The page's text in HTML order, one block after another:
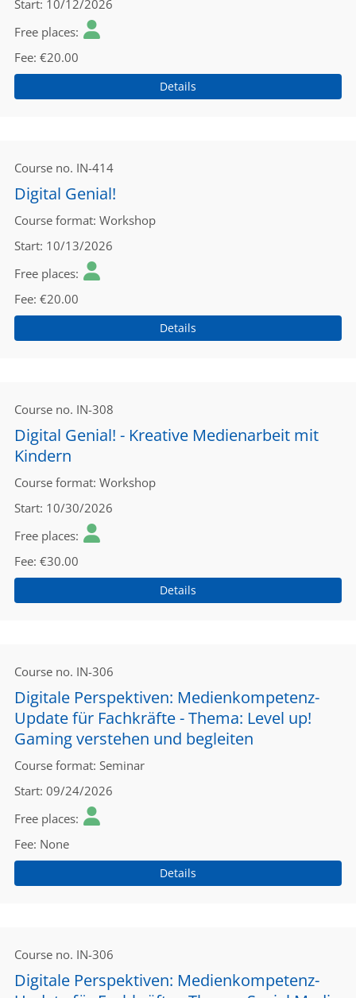
Start 10/12/2026
Free places
Fee €20.00
Details
Course no. IN-414
Digital Genial!
Course format Workshop
Start 10/13/2026
Free places
Fee €20.00
Details
Course no. IN-308
Digital Genial! - Kreative Medienarbeit mit
Kindern
Course format Workshop
Start 10/30/2026
Free places
Fee €30.00
Details
Course no. IN-306
Digitale Perspektiven: Medienkompetenz-
Update für Fachkräfte - Thema: Level up!
Gaming verstehen und begleiten
Course format Seminar
Start 09/24/2026
Free places
Fee None
Details
Course no. IN-306
Digitale Perspektiven: Medienkompetenz-